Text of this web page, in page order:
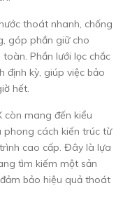
thoát nhanh, chống
góp phần giữ cho
Phần lưới lọc chắc
định kỳ, giúp việc bảo
hết.
còn mang đến kiểu
phong cách kiến trúc từ
cao cấp. Đây là lựa
tìm kiếm một sản
bảo hiệu quả thoát